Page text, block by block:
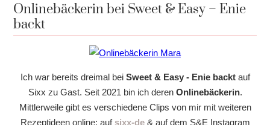
Onlinebäckerin bei Sweet & Easy – Enie
backt
Ich war bereits dreimal bei Sweet & Easy - Enie backtauf
Sixx zu Gast. Seit 2021 bin ich deren Onlinebäckerin.
Mittlerweile gibt es verschiedene Clips von mir mit weiteren
Rezeptideen online: auf sixx-de& auf dem S&E Instagram